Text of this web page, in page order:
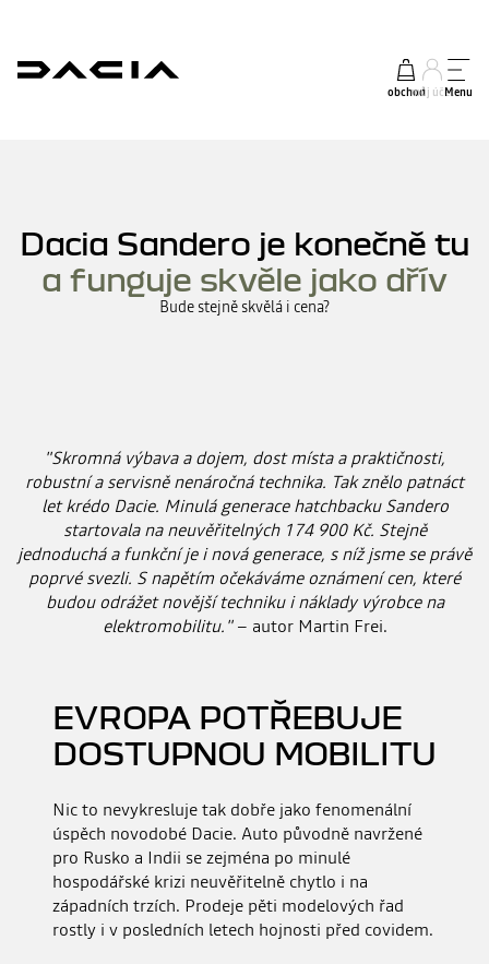
obchodmůj účetMenu
Dacia Sandero je konečně tu
a funguje skvěle jako dřív
Bude stejně skvělá i cena?
"Skromná výbava a dojem, dost místa a praktičnosti,
robustní a servisně nenáročná technika. Tak znělo patnáct
let krédo Dacie. Minulá generace hatchbacku Sandero
startovala na neuvěřitelných 174 900 Kč. Stejně
jednoduchá a funkční je i nová generace, s níž jsme se právě
poprvé svezli. S napětím očekáváme oznámení cen, které
budou odrážet novější techniku i náklady výrobce na
elektromobilitu."– autor Martin Frei.
EVROPA POTŘEBUJE
DOSTUPNOU MOBILITU
Nic to nevykresluje tak dobře jako fenomenální
úspěch novodobé Dacie. Auto původně navržené
pro Rusko a Indii se zejména po minulé
hospodářské krizi neuvěřitelně chytlo i na
západních trzích. Prodeje pěti modelových řad
rostly i v posledních letech hojnosti před covidem.